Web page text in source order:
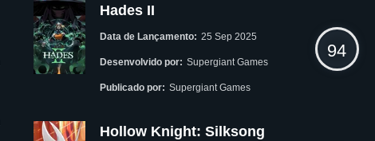
Hades II
Data de Lançamento: 25 Sep 2025
Desenvolvido por: Supergiant Games
Publicado por: Supergiant Games
94
Hollow Knight: Silksong